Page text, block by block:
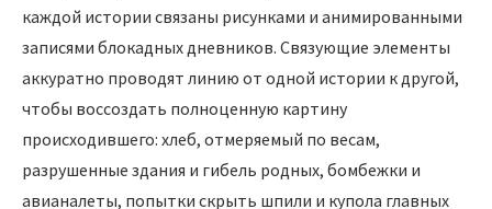
каждой истории связаны рисунками и анимированными
записями блокадных дневников. Связующие элементы
аккуратно проводят линию от одной истории к другой,
чтобы воссоздать полноценную картину
происходившего: хлеб, отмеряемый по весам,
разрушенные здания и гибель родных, бомбежки и
авианалеты, попытки скрыть шпили и купола главных